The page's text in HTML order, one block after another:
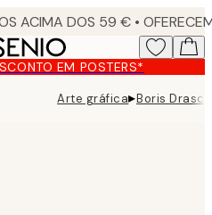
EM POSTERS*
Arte gráfica▸Boris